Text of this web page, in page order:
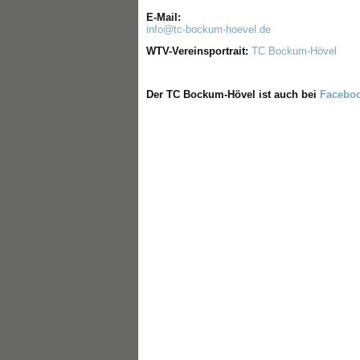
E-Mail:
info@tc-bockum-hoevel.de
WTV-Vereinsportrait: TC Bockum-Hövel
Der TC Bockum-Hövel ist auch bei